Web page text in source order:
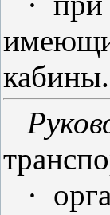
кабины.
·